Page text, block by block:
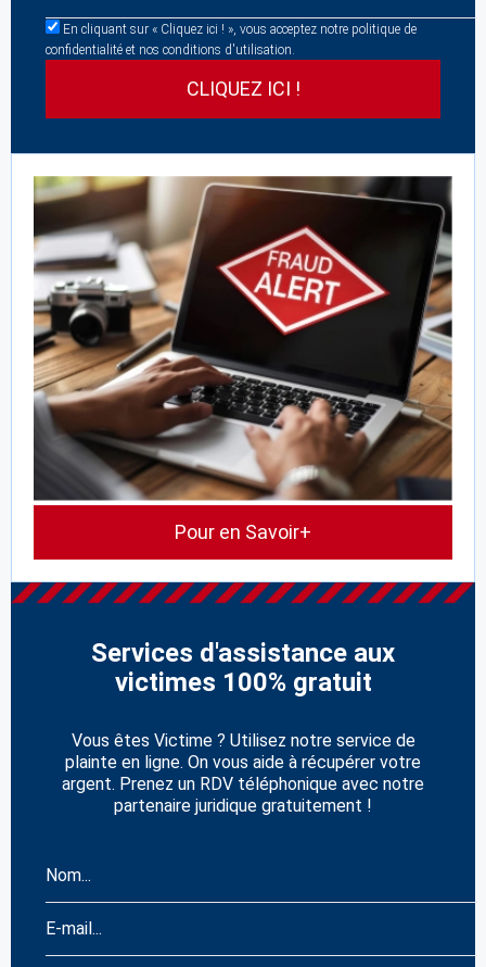
En cliquant sur « Cliquez ici ! », vous acceptez notre politique de
confidentialité et nos conditions d'utilisation.
Pour en Savoir+
Services d'assistance aux
victimes 100% gratuit
Vous êtes Victime ? Utilisez notre service de
plainte en ligne. On vous aide à récupérer votre
argent. Prenez un RDV téléphonique avec notre
partenaire juridique gratuitement !